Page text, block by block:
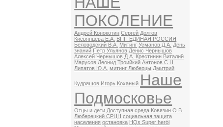
ПОКОЛЕНИЕ
Андрей Конокотин Сергей Долгов
Кисвянцева Е.А. ВПП ЕДИНАЯ РОССИЯ
Беловодский В.А. Митинг Усманов Д.А. День
знаний Петр Ульянов Денис Чернышов
Алексей Чернышов Д.А. Крестинин Виталий
Марусов Леонид Троийкий Антонов С.Н.
Липатов Ю.А. митинг Люберцы Дмитрий
Кудряшов Игорь Коханый Наше
Подмосковье
Отцы и дети Доступная среда Ковязин О.В.
Люберецкий СРЦН социальная защита
населения остановка HQs Super herói